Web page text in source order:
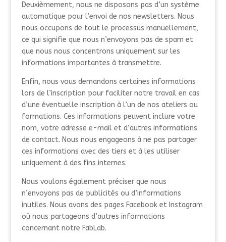
Deuxièmement, nous ne disposons pas d’un système
automatique pour l’envoi de nos newsletters. Nous
nous occupons de tout le processus manuellement,
ce qui signifie que nous n’envoyons pas de spam et
que nous nous concentrons uniquement sur les
informations importantes à transmettre.
Enfin, nous vous demandons certaines informations
lors de l’inscription pour faciliter notre travail en cas
d’une éventuelle inscription à l’un de nos ateliers ou
formations. Ces informations peuvent inclure votre
nom, votre adresse e-mail et d’autres informations
de contact. Nous nous engageons à ne pas partager
ces informations avec des tiers et à les utiliser
uniquement à des fins internes.
Nous voulons également préciser que nous
n’envoyons pas de publicités ou d’informations
inutiles. Nous avons des pages Facebook et Instagram
où nous partageons d’autres informations
concernant notre FabLab.